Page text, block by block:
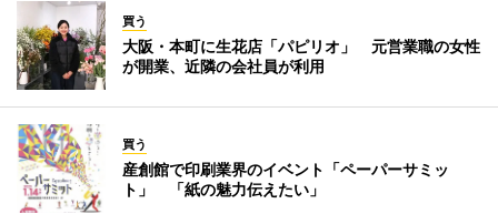
買う
大阪・本町に生花店「パピリオ」 元営業職の女性
が開業、近隣の会社員が利用
買う
産創館で印刷業界のイベント「ペーパーサミッ
ト」 「紙の魅力伝えたい」